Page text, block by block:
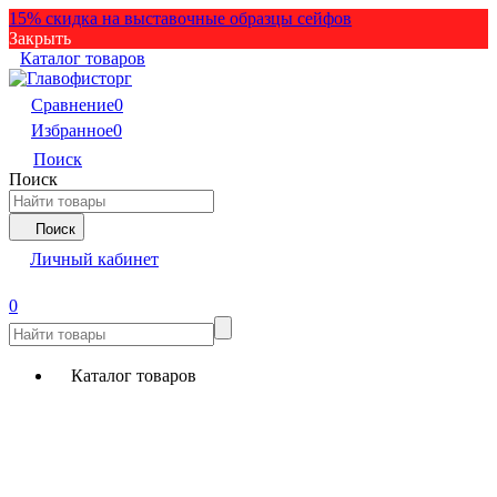
15% скидка на выставочные образцы сейфов
Закрыть
Каталог товаров
Сравнение0
Избранное0
Поиск
Поиск
Поиск
Личный кабинет
0
Каталог товаров